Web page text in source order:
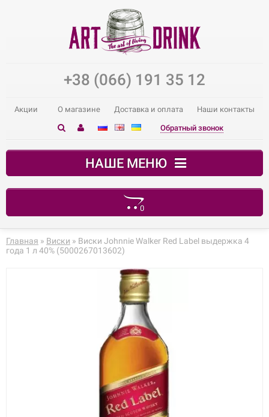
+38 (066) 191 35 12
Акции О магазине Доставка и оплата Наши контакты
Обратный звонок
НАШЕ МЕНЮ
0
В корзине пусто!
Главная » Виски » Виски Johnnie Walker Red Label выдержка 4
года 1 л 40% (5000267013602)